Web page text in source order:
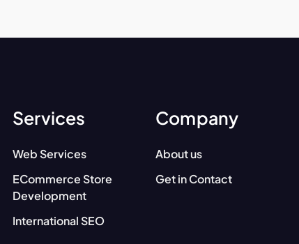
Services
Web Services
ECommerce Store
Development
International SEO
Company
About us
Get in Contact